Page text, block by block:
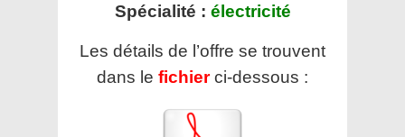
Spécialité : électricité
Les détails de l’offre se trouvent
dans le fichier ci-dessous :